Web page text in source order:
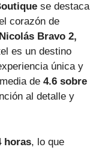
se destaca
corazón de
Bravo 2,
es un destino
única y
de 4.6 sobre
al detalle y
horas, lo que